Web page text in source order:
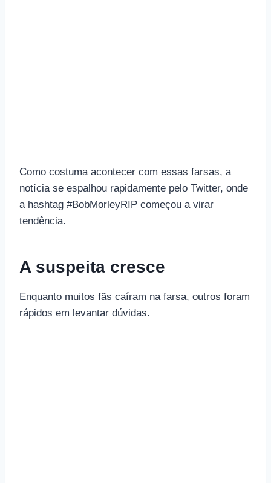
Como costuma acontecer com essas farsas, a
notícia se espalhou rapidamente pelo Twitter, onde
a hashtag #BobMorleyRIP começou a virar
tendência.
A suspeita cresce
Enquanto muitos fãs caíram na farsa, outros foram
rápidos em levantar dúvidas.